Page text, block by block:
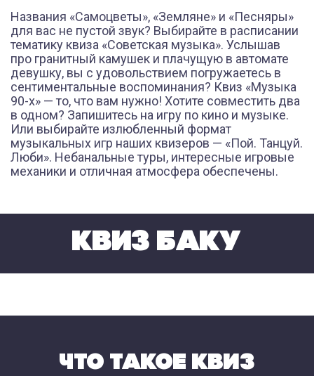
Названия «Самоцветы», «Земляне» и «Песняры»
для вас не пустой звук? Выбирайте в расписании
тематику квиза «Советская музыка». Услышав
про гранитный камушек и плачущую в автомате
девушку, вы с удовольствием погружаетесь в
сентиментальные воспоминания? Квиз «Музыка
90-х» — то, что вам нужно! Хотите совместить два
в одном? Запишитесь на игру по кино и музыке.
Или выбирайте излюбленный формат
музыкальных игр наших квизеров — «Пой. Танцуй.
Люби». Небанальные туры, интересные игровые
механики и отличная атмосфера обеспечены.
КВИЗ БАКУ
ЧТО ТАКОЕ КВИЗ